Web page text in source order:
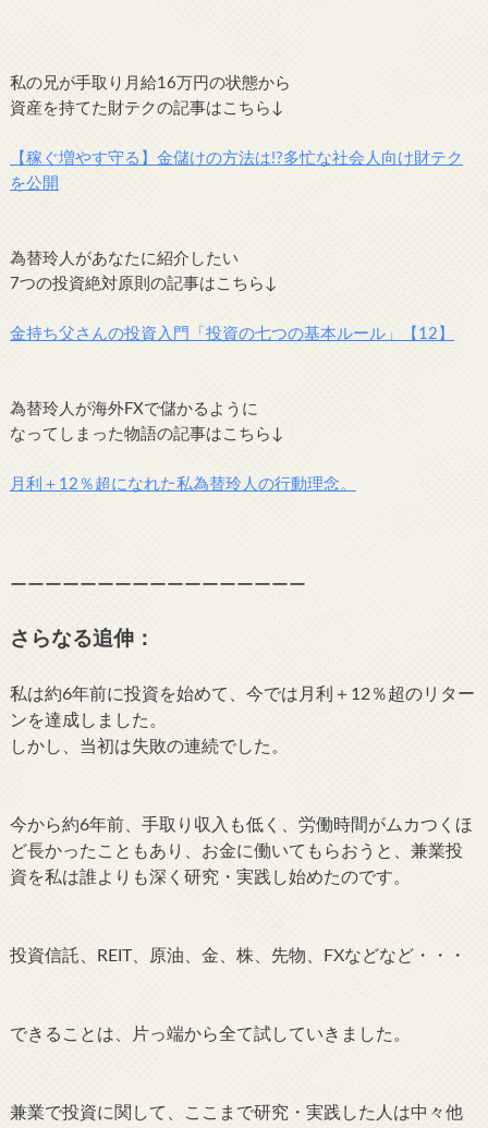
私の兄が手取り月給16万円の状態から
資産を持てた財テクの記事はこちら↓
【稼ぐ増やす守る】金儲けの方法は!?多忙な社会人向け財テク
を公開
為替玲人があなたに紹介したい
7つの投資絶対原則の記事はこちら↓
金持ち父さんの投資入門「投資の七つの基本ルール」【12】
為替玲人が海外FXで儲かるように
なってしまった物語の記事はこちら↓
月利＋12％超になれた私為替玲人の行動理念。
ーーーーーーーーーーーーーーーーー
さらなる追伸：
私は約6年前に投資を始めて、今では月利＋12％超のリター
ンを達成しました。
しかし、当初は失敗の連続でした。
今から約6年前、手取り収入も低く、労働時間がムカつくほ
ど長かったこともあり、お金に働いてもらおうと、兼業投
資を私は誰よりも深く研究・実践し始めたのです。
投資信託、REIT、原油、金、株、先物、FXなどなど・・・
できることは、片っ端から全て試していきました。
兼業で投資に関して、ここまで研究・実践した人は中々他